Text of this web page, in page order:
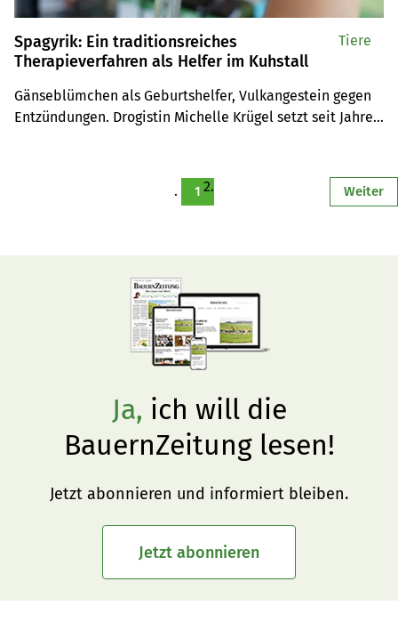
Spagyrik: Ein traditionsreiches
Therapieverfahren als Helfer im Kuhstall
Gänseblümchen als Geburtshelfer, Vulkangestein gegen
Entzündungen. Drogistin Michelle Krügel setzt seit Jahren
noch weitgehend unbekannt ist?
Tiere
1 Weiter
Ja, ich will die
BauernZeitung lesen!
Jetzt abonnieren und informiert bleiben.
Jetzt abonnieren